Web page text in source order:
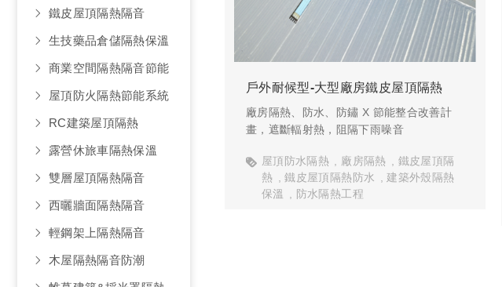
鐵皮屋頂隔熱隔音
生技藥品倉儲隔熱保溫
商業空間隔熱隔音節能
屋頂防火隔熱節能系統
RC建築屋頂隔熱
露營休旅車隔熱保溫
雙層屋頂隔熱隔音
西曬牆面隔熱隔音
輕鋼架上隔熱隔音
木屋隔熱隔音防潮
戶外耐候型-大型廠房鐵皮屋頂隔熱
廠房隔熱、防水、防鏽 X 節能整合改善計
畫，遮斷輻射熱，阻隔下雨噪音
屋頂防水隔熱 廠房隔熱
鐵皮屋頂隔
熱
鐵皮屋頂隔熱防水
建築外殼隔熱
保溫
防水隔熱工程